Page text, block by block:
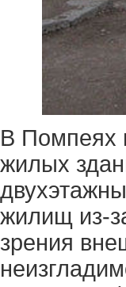
В Помпеях
жилых
жилищ из-
зрения